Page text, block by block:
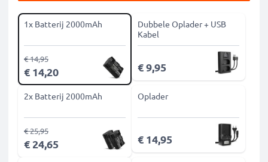
1x Batterij 2000mAh
€ 14,20
€ 14,95
Dubbele Oplader + USB
Kabel
€ 9,95
2x Batterij 2000mAh
€ 24,65
€ 25,95
Oplader
€ 14,95